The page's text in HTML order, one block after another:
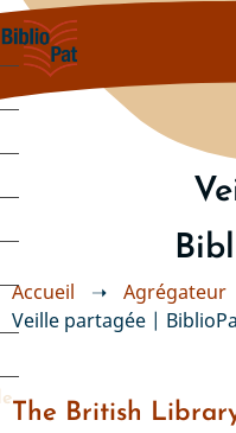
Aller
au
contenu
principal
Accueil ➝ Agrégateur
Veille partagée |
The British